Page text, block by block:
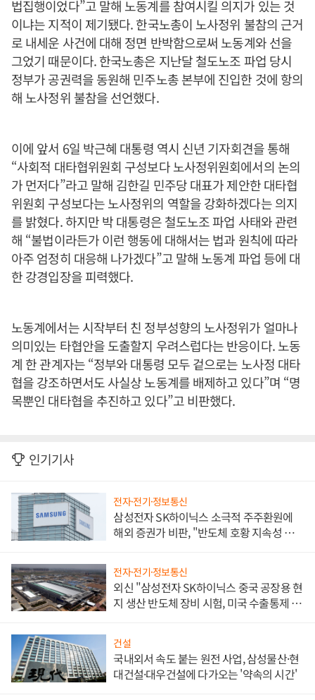
법집행이었다”고 말해 노동계를 참여시킬 의지가 있는 것
이냐는 지적이 제기됐다. 한국노총이 노사정위 불참의 근거
로 내세운 사건에 대해 정면 반박함으로써 노동계와 선을
그었기 때문이다. 한국노총은 지난달 철도노조 파업 당시
정부가 공권력을 동원해 민주노총 본부에 진입한 것에 항의
해 노사정위 불참을 선언했다.
이에 앞서 6일 박근혜 대통령 역시 신년 기자회견을 통해
“사회적 대타협위원회 구성보다 노사정위원회에서의 논의
가 먼저다”라고 말해 김한길 민주당 대표가 제안한 대타협
위원회 구성보다는 노사정위의 역할을 강화하겠다는 의지
를 밝혔다. 하지만 박 대통령은 철도노조 파업 사태와 관련
해 “불법이라든가 이런 행동에 대해서는 법과 원칙에 따라
아주 엄정히 대응해 나가겠다”고 말해 노동계 파업 등에 대
한 강경입장을 피력했다.
노동계에서는 시작부터 친 정부성향의 노사정위가 얼마나
의미있는 타협안을 도출할지 우려스럽다는 반응이다. 노동
계 한 관계자는 “정부와 대통령 모두 겉으로는 노사정 대타
협을 강조하면서도 사실상 노동계를 배제하고 있다”며 “명
목뿐인 대타협을 추진하고 있다”고 비판했다.
인기기사
전자·전기·정보통신
삼성전자 SK하이닉스 소극적 주주환원에
해외 증권가 비판, "반도체 호황 지속성 의
전자·전기·정보통신
외신 "삼성전자 SK하이닉스 중국 공장용 현
지 생산 반도체 장비 시험, 미국 수출통제 대
건설
국내외서 속도 붙는 원전 사업, 삼성물산·현
대건설·대우건설에 다가오는 '약속의 시간'